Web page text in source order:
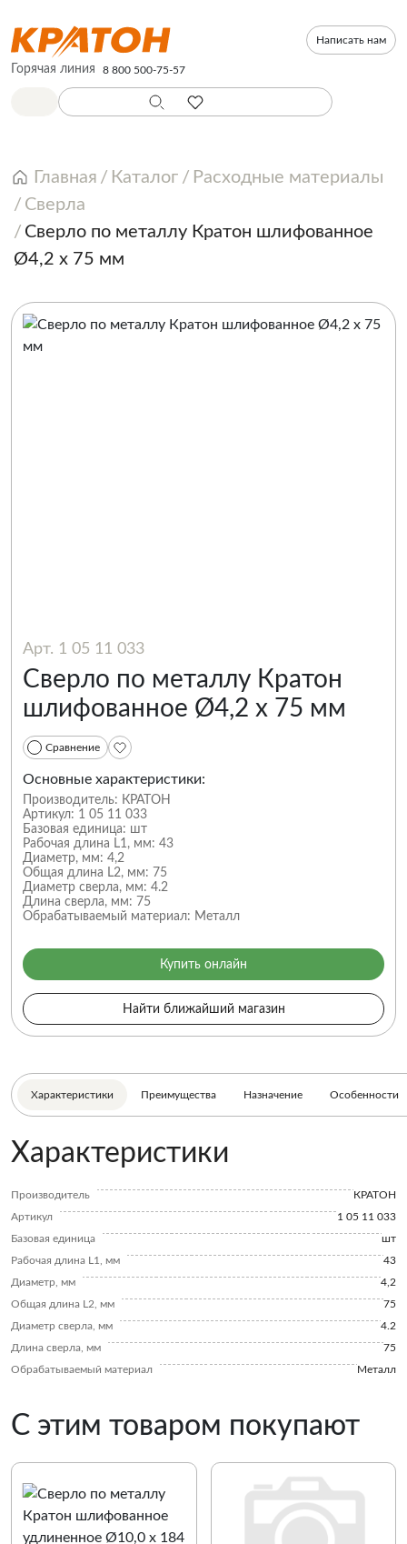
Написать нам
Горячая линия 8 800 500-75-57
Главная Каталог
Расходные материалы
Сверла
Сверло по металлу Кратон шлифованное
Ø4,2 х 75 мм
Арт. 1 05 11 033
Сверло по металлу Кратон
шлифованное Ø4,2 х 75 мм
Сравнение
Основные характеристики:
Производитель: КРАТОН
Артикул: 1 05 11 033
Базовая единица: шт
Рабочая длина L1, мм: 43
Диаметр, мм: 4,2
Общая длина L2, мм: 75
Диаметр сверла, мм: 4.2
Длина сверла, мм: 75
Обрабатываемый материал: Металл
Купить онлайн
Найти ближайший магазин
Характеристики Преимущества Назначение Особенности
Характеристики
Производитель
КРАТОН
Артикул
1 05 11 033
Базовая единица
шт
Рабочая длина L1, мм
43
Диаметр, мм
4,2
Общая длина L2, мм
75
Диаметр сверла, мм
4.2
Длина сверла, мм
75
Обрабатываемый материал
Металл
С этим товаром покупают